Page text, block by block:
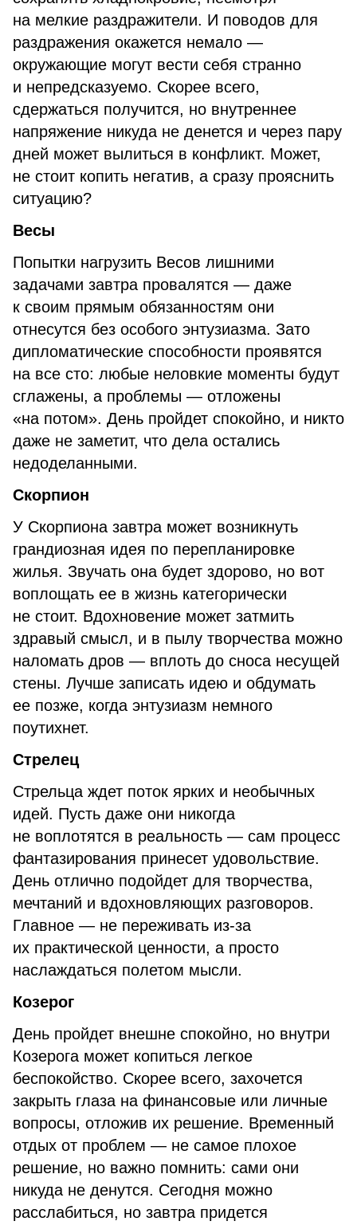
на мелкие раздражители. И поводов для
раздражения окажется немало —
окружающие могут вести себя странно
и непредсказуемо. Скорее всего,
сдержаться получится, но внутреннее
напряжение никуда не денется и через пару
дней может вылиться в конфликт. Может,
не стоит копить негатив, а сразу прояснить
ситуацию?
Весы
Попытки нагрузить Весов лишними
задачами завтра провалятся — даже
к своим прямым обязанностям они
отнесутся без особого энтузиазма. Зато
дипломатические способности проявятся
на все сто: любые неловкие моменты будут
сглажены, а проблемы — отложены
«на потом». День пройдет спокойно, и никто
даже не заметит, что дела остались
недоделанными.
Скорпион
У Скорпиона завтра может возникнуть
грандиозная идея по перепланировке
жилья. Звучать она будет здорово, но вот
воплощать ее в жизнь категорически
не стоит. Вдохновение может затмить
здравый смысл, и в пылу творчества можно
наломать дров — вплоть до сноса несущей
стены. Лучше записать идею и обдумать
ее позже, когда энтузиазм немного
поутихнет.
Стрелец
Стрельца ждет поток ярких и необычных
идей. Пусть даже они никогда
не воплотятся в реальность — сам процесс
фантазирования принесет удовольствие.
День отлично подойдет для творчества,
мечтаний и вдохновляющих разговоров.
Главное — не переживать из-за
их практической ценности, а просто
наслаждаться полетом мысли.
Козерог
День пройдет внешне спокойно, но внутри
Козерога может копиться легкое
беспокойство. Скорее всего, захочется
закрыть глаза на финансовые или личные
вопросы, отложив их решение. Временный
отдых от проблем — не самое плохое
решение, но важно помнить: сами они
никуда не денутся. Сегодня можно
расслабиться, но завтра придется